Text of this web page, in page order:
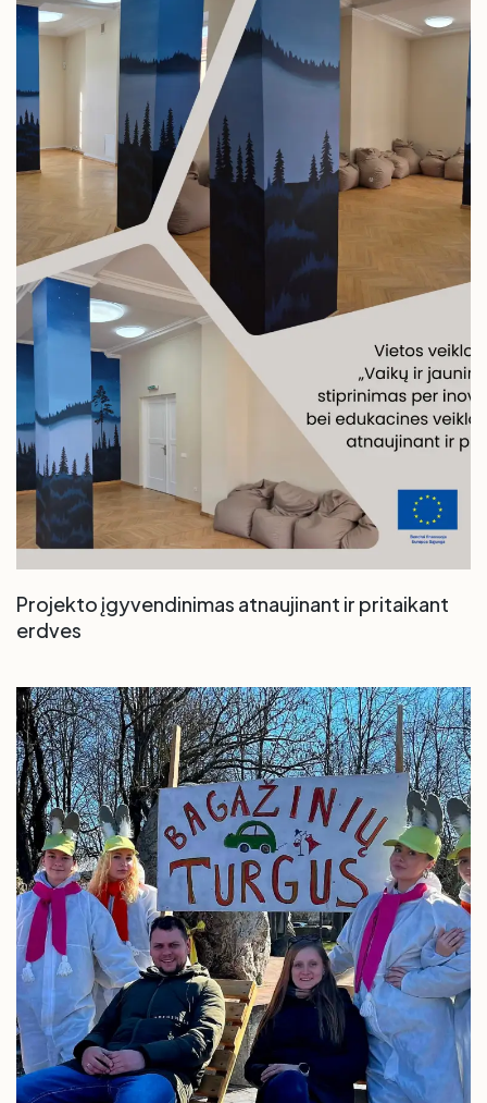
Projekto įgyvendinimas atnaujinant ir pritaikant
erdves